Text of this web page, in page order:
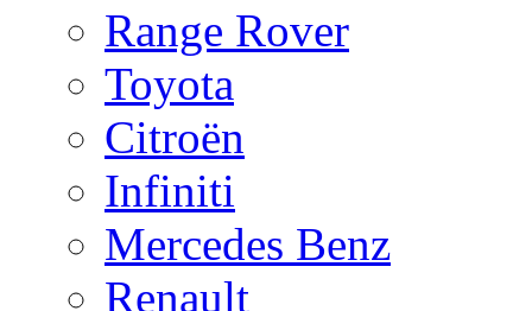
Range Rover
Toyota
Citroën
Infiniti
Mercedes Benz
Renault